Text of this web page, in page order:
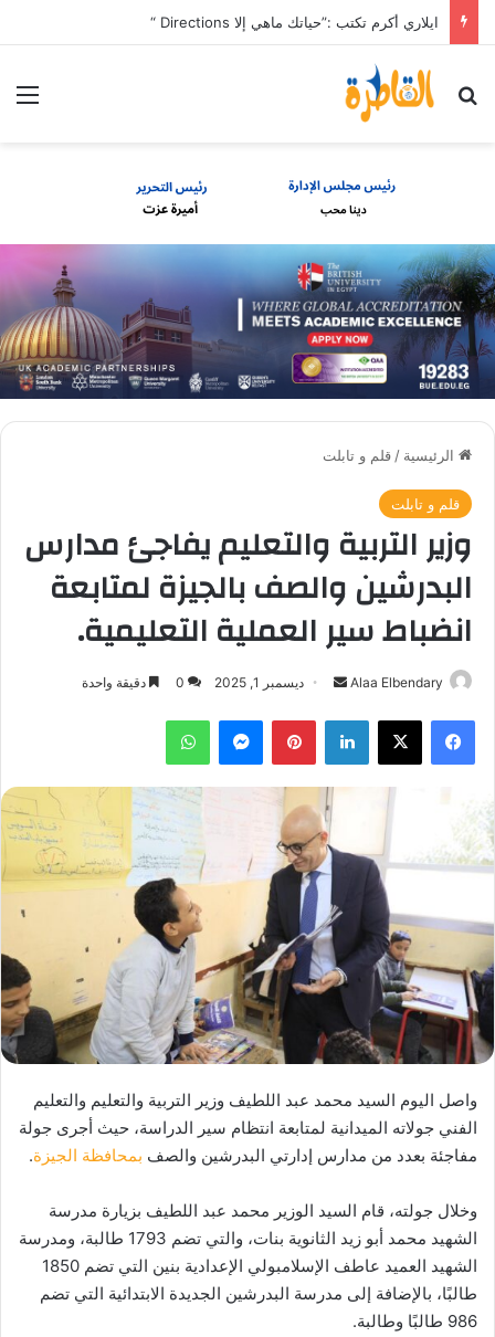
ايلاري أكرم تكتب :”حياتك ماهي إلا Directions “
بحث عن
الرئيسية / قلم و تابلت
قلم و تابلت
وزير التربية والتعليم يفاجئ مدارس
البدرشين والصف بالجيزة لمتابعة
انضباط سير العملية التعليمية.
Alaa Elbendary
أرسل
إلكترونيا
ديسمبر 1, 2025 0 دقيقة واحدة
فيسبوك ‫X لينكدإن بينتيريستماسنجر واتساب
واصل اليوم السيد محمد عبد اللطيف وزير التربية والتعليم والتعليم
الفني جولاته الميدانية لمتابعة انتظام سير الدراسة، حيث أجرى جولة
مفاجئة بعدد من مدارس إدارتي البدرشين والصف بمحافظة الجيزة.
وخلال جولته، قام السيد الوزير محمد عبد اللطيف بزيارة مدرسة
الشهيد محمد أبو زيد الثانوية بنات، والتي تضم 1793 طالبة، ومدرسة
الشهيد العميد عاطف الإسلامبولي الإعدادية بنين التي تضم 1850
طالبًا، بالإضافة إلى مدرسة البدرشين الجديدة الابتدائية التي تضم
986 طالبًا وطالبة.